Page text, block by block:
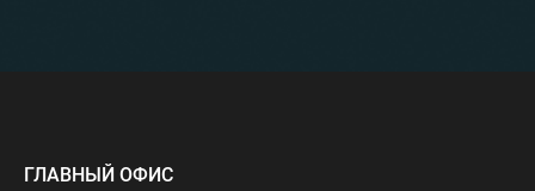
ГЛАВНЫЙ ОФИС